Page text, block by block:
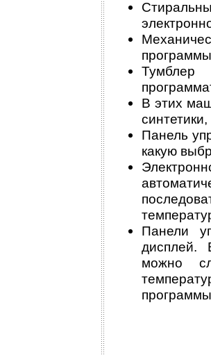
В этих
Панель
какую
Панели
дисплей.
можно